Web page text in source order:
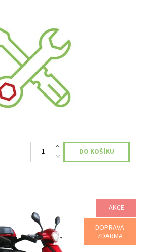
vozíku : odvezeme seřídíme
AKCE
DOPRAVA
ZDARMA
SELVO 31000 jsou dopravními
minulosti používané hlučné a nákladné